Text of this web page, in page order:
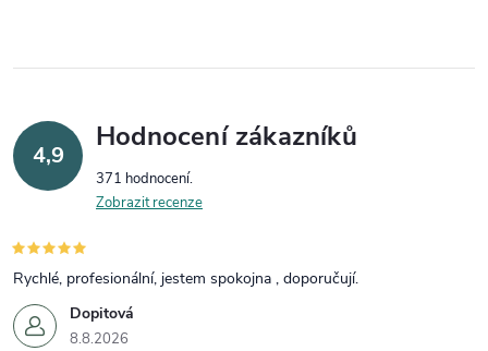
4,9
Hodnocení zákazníků
371 hodnocení
Zobrazit recenze
Dopitová
8.8.2026
Rychlé, profesionální, jestem spokojna , doporučují.